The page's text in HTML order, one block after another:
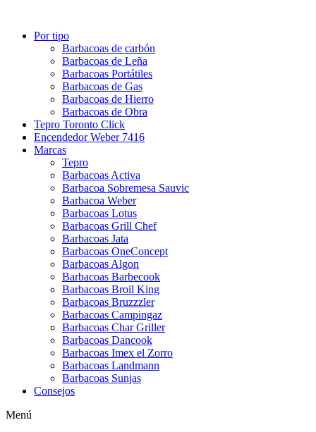
Por tipo
Barbacoas de carbón
Barbacoas de Leña
Barbacoas Portátiles
Barbacoas de Gas
Barbacoas de Hierro
Barbacoas de Obra
Tepro Toronto Click
Encendedor Weber 7416
Marcas
Tepro
Barbacoas Activa
Barbacoa Sobremesa Sauvic
Barbacoa Weber
Barbacoas Lotus
Barbacoas Grill Chef
Barbacoas Jata
Barbacoas OneConcept
Barbacoas Algon
Barbacoas Barbecook
Barbacoas Broil King
Barbacoas Bruzzzler
Barbacoas Campingaz
Barbacoas Char Griller
Barbacoas Dancook
Barbacoas Imex el Zorro
Barbacoas Landmann
Barbacoas Sunjas
Consejos
Menú